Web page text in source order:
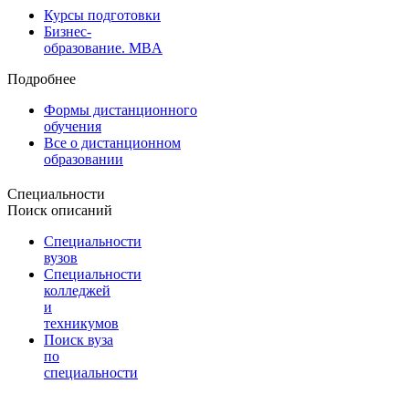
Курсы подготовки
Бизнес-
образование. MBA
Подробнее
Формы дистанционного
обучения
Все о дистанционном
образовании
Специальности
Поиск описаний
Специальности
вузов
Специальности
колледжей
и
техникумов
Поиск вуза
по
специальности